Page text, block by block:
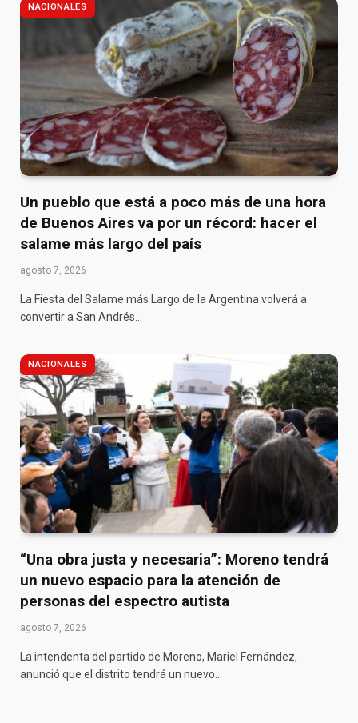
NACIONALES
Un pueblo que está a poco más de una hora
de Buenos Aires va por un récord: hacer el
salame más largo del país
agosto 7, 2026
La Fiesta del Salame más Largo de la Argentina volverá a
convertir a San Andrés…
NACIONALES
“Una obra justa y necesaria”: Moreno tendrá
un nuevo espacio para la atención de
personas del espectro autista
agosto 7, 2026
La intendenta del partido de Moreno, Mariel Fernández,
anunció que el distrito tendrá un nuevo…